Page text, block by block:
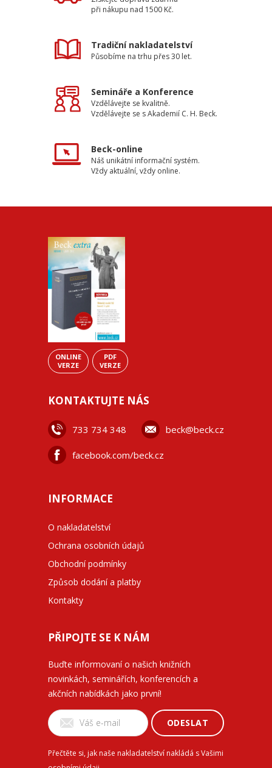
při nákupu nad 1500 Kč.
Tradiční nakladatelství
Působíme na trhu přes 30 let.
Semináře a Konference
Vzdělávejte se kvalitně.
Vzdělávejte se s Akademií C. H. Beck.
Beck-online
Náš unikátní informační systém.
Vždy aktuální, vždy online.
ONLINE
VERZE
PDF
VERZE
KONTAKTUJTE NÁS
733 734 348 beck@beck.cz
facebook.com/beck.cz
INFORMACE
O nakladatelství
Ochrana osobních údajů
Obchodní podmínky
Způsob dodání a platby
Kontakty
PŘIPOJTE SE K NÁM
Buďte informovaní o našich knižních
novinkách, seminářích, konferencích a
akčních nabídkách jako první!
ODESLAT
Přečtěte si, jak naše nakladatelství nakládá s Vašimi